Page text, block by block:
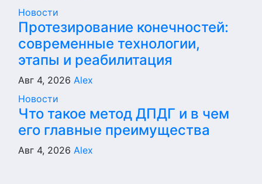
Новости
Протезирование конечностей:
современные технологии,
этапы и реабилитация
Авг 4, 2026 Alex
Новости
Что такое метод ДПДГ и в чем
его главные преимущества
Авг 4, 2026 Alex